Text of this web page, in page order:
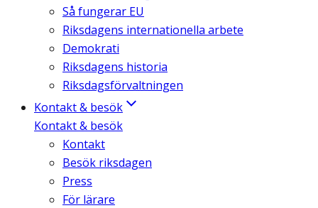
Så fungerar EU
Riksdagens internationella arbete
Demokrati
Riksdagens historia
Riksdagsförvaltningen
Kontakt & besök
Kontakt & besök
Kontakt
Besök riksdagen
Press
För lärare